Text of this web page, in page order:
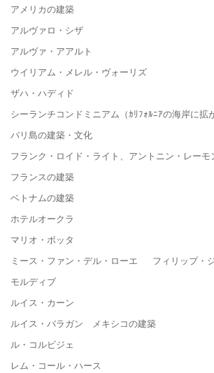
アメリカの建築
アルヴァロ・シザ
アルヴァ・アアルト
ウイリアム・メレル・ヴォーリズ
ザハ・ハディド
シーランチコンドミニアム（ｶﾘﾌｫﾙﾆｱの海岸に拡
バリ島の建築・文化
フランク・ロイド・ライト、アントニン・レーモ
フランスの建築
ベトナムの建築
ホテルオークラ
マリオ・ボッタ
ミース・ファン・デル・ローエ フィリップ・
モルディブ
ルイス・カーン
ルイス・バラガン メキシコの建築
ル・コルビジェ
レム・コール・ハース